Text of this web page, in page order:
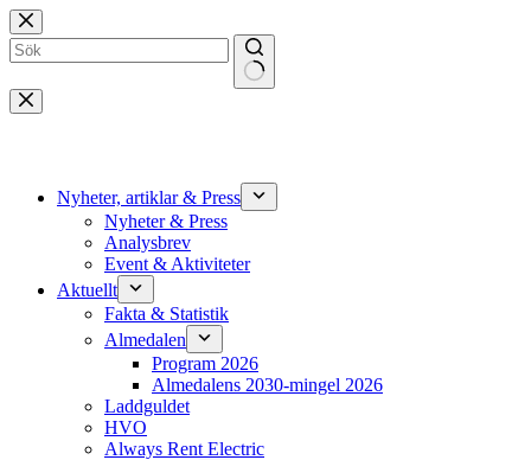
Hoppa
till
innehåll
Inga
resultat
Nyheter, artiklar & Press
Nyheter & Press
Analysbrev
Event & Aktiviteter
Aktuellt
Fakta & Statistik
Almedalen
Program 2026
Almedalens 2030-mingel 2026
Laddguldet
HVO
Always Rent Electric